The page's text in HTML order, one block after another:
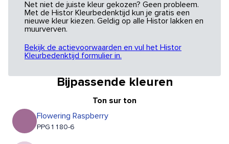
Net niet de juiste kleur gekozen? Geen probleem.
Met de Histor Kleurbedenktijd kun je gratis een
nieuwe kleur kiezen. Geldig op alle Histor lakken en
muurverven.
Bekijk de actievoorwaarden en vul het Histor
Kleurbedenktijd formulier in.
Bijpassende kleuren
Ton sur ton
Flowering Raspberry
PPG1180-6